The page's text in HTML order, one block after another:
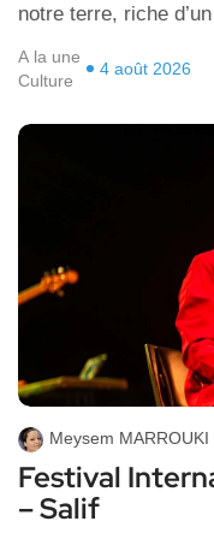
notre terre, riche d’un
A la une
Culture
4 août 2026
Meysem MARROUKI
Festival
– Salif